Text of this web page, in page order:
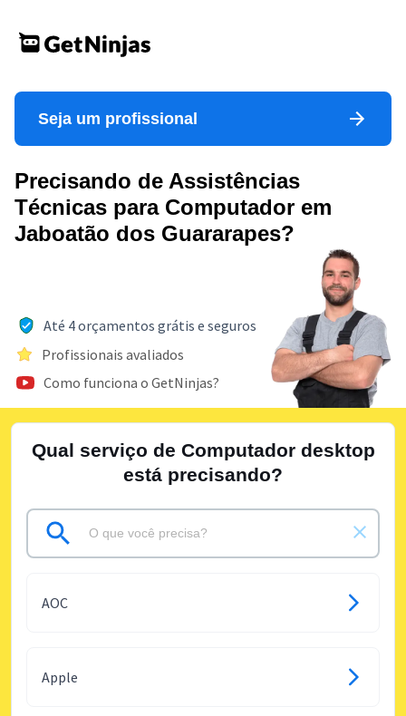
Seja um profissional
Precisando de Assistências
Técnicas para Computador em
Jaboatão dos Guararapes?
Até 4 orçamentos grátis e seguros
Profissionais avaliados
Como funciona o GetNinjas?
Qual serviço de Computador desktop
está precisando?
AOC
Apple